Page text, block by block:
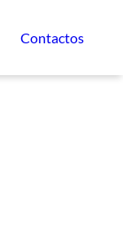
Contactos